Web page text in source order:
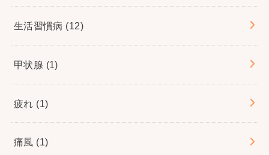
生活習慣病 (12)
甲状腺 (1)
疲れ (1)
痛風 (1)